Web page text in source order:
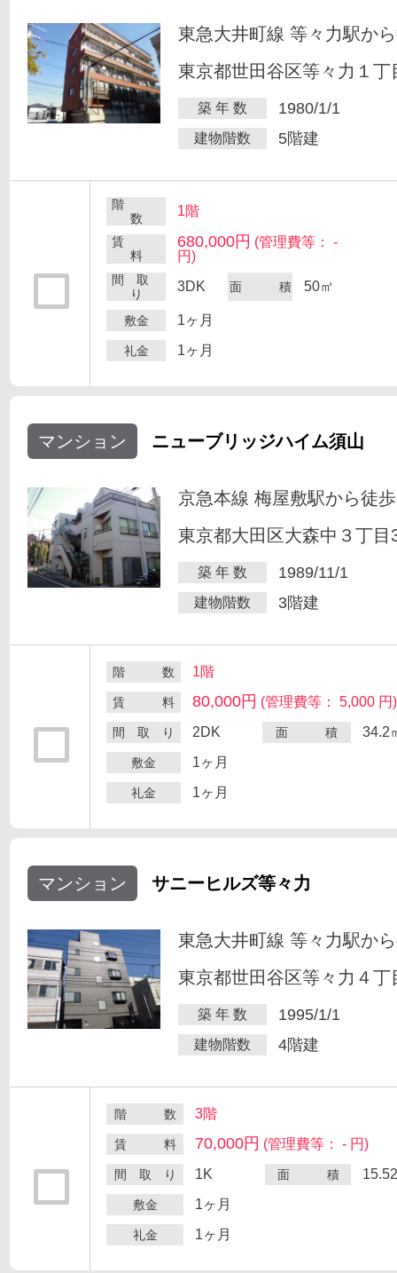
東急大井町線 等々力駅か
東京都世田谷区等々力１丁
築 年 数 1980/1/1
建物階数 5階建
階
数
1階
賃
料
680,000円 (管理費等： -
円)
間 取
り
3DK 面 積 50㎡
敷金 1ヶ月
礼金 1ヶ月
マンション ニューブリッジハイム須山
京急本線 梅屋敷駅から徒
東京都大田区大森中３丁目
築 年 数 1989/11/1
建物階数 3階建
階 数 1階
賃 料 80,000円 (管理費等： 5,000 円)
間 取 り 2DK 面 積 34.2
敷金 1ヶ月
礼金 1ヶ月
マンション サニーヒルズ等々力
東急大井町線 等々力駅か
東京都世田谷区等々力４丁
築 年 数 1995/1/1
建物階数 4階建
階 数 3階
賃 料 70,000円 (管理費等： - 円)
間 取 り 1K 面 積
敷金 1ヶ月
礼金 1ヶ月